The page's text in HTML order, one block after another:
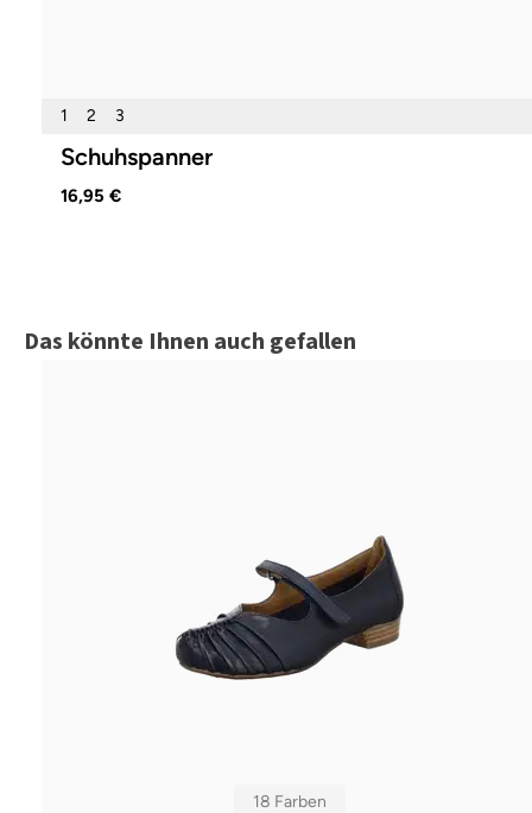
1 2 3
Schuhspanner
16,95 €
Produktgalerie überspringen
Das könnte Ihnen auch gefallen
18 Farben